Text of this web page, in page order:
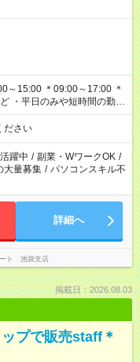
務
さい
ださい
躍中 / 副業・WワークOK /
大量募集 / パソコンスキル不
詳細へ
ート 池袋支店
掲載日：2026.08.03
プで販売staff＊